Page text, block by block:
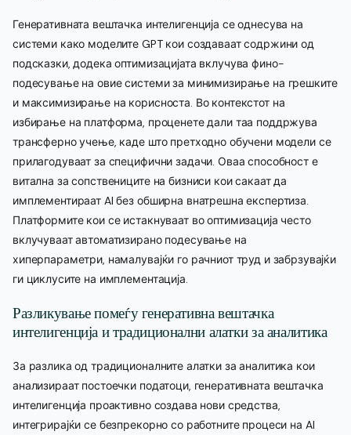
Генеративната вештачка интелигенција се однесува на
системи како моделите GPT кои создаваат содржини од
подсказки, додека оптимизацијата вклучува фино-
подесување на овие системи за минимизирање на грешките
и максимизирање на корисноста. Во контекстот на
избирање на платформа, проценете дали таа поддржува
трансферно учење, каде што претходно обучени модели се
прилагодуваат за специфични задачи. Оваа способност е
витална за сопствениците на бизниси кои сакаат да
имплементираат AI без обширна внатрешна експертиза.
Платформите кои се истакнуваат во оптимизација често
вклучуваат автоматизирано подесување на
хиперпараметри, намалувајќи го рачниот труд и забрзувајќи
ги циклусите на имплементација.
Разликување помеѓу генеративна вештачка
интелигенција и традиционални алатки за аналитика
За разлика од традиционалните алатки за аналитика кои
анализираат постоечки податоци, генеративната вештачка
интелигенција проактивно создава нови средства,
интегрирајќи се безпрекорно со работните процеси на AI